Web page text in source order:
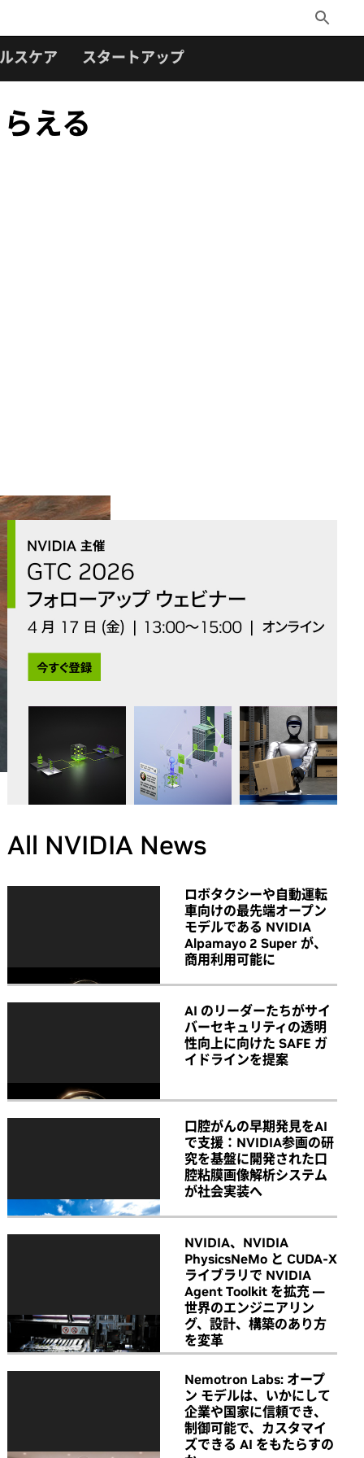
Toggle
Search
スケア スタートアップ
える
All NVIDIA News
ロボタクシーや自動運転
車向けの最先端オープン
モデルである NVIDIA
Alpamayo 2 Super が、
商用利用可能に
AI のリーダーたちがサイ
バーセキュリティの透明
性向上に向けた SAFE ガ
イドラインを提案
口腔がんの早期発見をAI
で支援：NVIDIA参画の研
究を基盤に開発された口
腔粘膜画像解析システム
が社会実装へ
NVIDIA、NVIDIA
PhysicsNeMo と CUDA-X
ライブラリで NVIDIA
Agent Toolkit を拡充 ―
世界のエンジニアリン
グ、設計、構築のあり方
を変革
Nemotron Labs: オープ
ン モデルは、いかにして
企業や国家に信頼でき、
制御可能で、カスタマイ
ズできる AI をもたらすの